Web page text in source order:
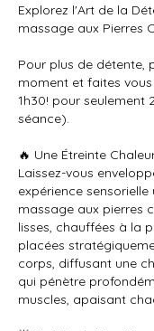
Explorez l'Art de la
massage aux Pierres
Pour plus de détente,
moment et faites
1h30! pour seulement
séance).
🔥 Une Étreinte
Laissez-vous
expérience
massage aux pierres
lisses, chauffées à la
placées
corps, diffusant une
qui pénètre
muscles, apaisant